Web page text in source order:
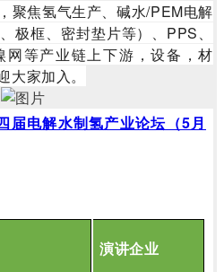
聚焦氢气生产、碱水/PEM电解
极框、密封垫片等）、PPS、
网等产业链上下游，设备，材
家加入。
届电解水制氢产业论坛（5月
演讲企业